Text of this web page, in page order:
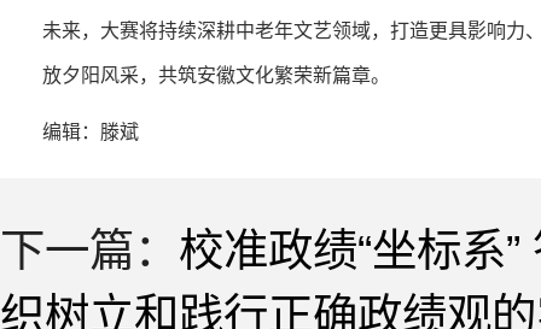
未来，大赛将持续深耕中老年文艺领域，打造更具影响力
放夕阳风采，共筑安徽文化繁荣新篇章。
编辑：滕斌
下一篇： 校准政绩“坐标系
织树立和践行正确政绩观